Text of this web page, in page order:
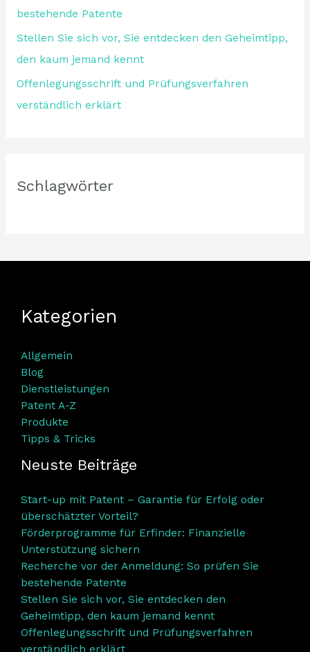
bestehende Patente
Stellen Sie sich vor, Sie entdecken den Geheimtipp,
den kaum jemand kennt
Offenlegungsschrift und Prüfungsverfahren
verständlich erklärt
Schlagwörter
Kategorien
Allgemein
Blog
Dienstleistungen
Patent A-Z
Produkte
Tipps & Tricks
Neuste Beiträge
Start-up mit Patent – Garantie für Erfolg oder
überschätzter Vorteil?
Förderprogramme für Erfinder: Finanzielle
Unterstützung sichern
Recherche vor der Anmeldung: So prüfen Sie
bestehende Patente
Stellen Sie sich vor, Sie entdecken den
Geheimtipp, den kaum jemand kennt
Offenlegungsschrift und Prüfungsverfahren
verständlich erklärt